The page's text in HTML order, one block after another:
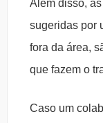
Além disso,
sugeridas por
fora da área,
que fazem o
Caso um